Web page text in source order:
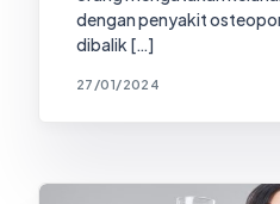
dengan penyakit
dibalik […]
27/01/2024